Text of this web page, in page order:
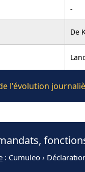
-
De
l'évolution
: Cumuleo ›